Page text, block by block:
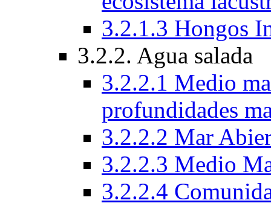
3.2.1.3 Hongos
3.2.2. Agua salada
3.2.2.1 Medio
profundidades
3.2.2.2 Mar
3.2.2.3 Medio
3.2.2.4